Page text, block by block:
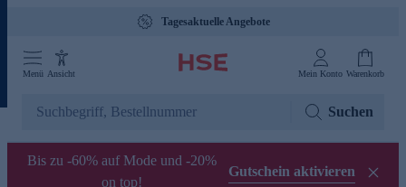
Tagesaktuelle Angebote
Menü Ansicht Mein Konto Warenkorb
Suchen
Bis zu -60% auf Mode und -20%
on top!
Gutschein aktivieren